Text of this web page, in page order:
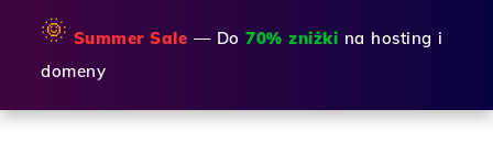
🌞 Summer Sale — Do 70% zniżki na hosting i
domeny